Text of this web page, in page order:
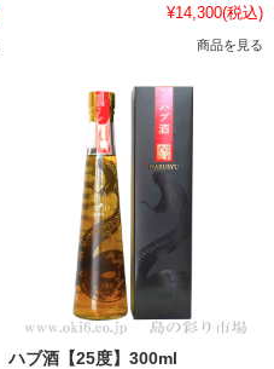
¥14,300(税込)
商品を見る
ハブ酒【25度】300ml